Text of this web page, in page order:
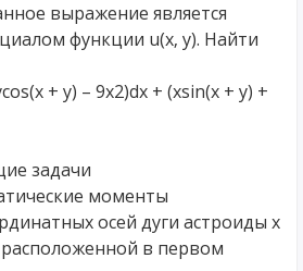
выражение является
функции u(x, y). Найти
+ y) – 9x2)dx + (xsin(x + y) +
задачи
моменты
осей дуги астроиды x
расположенной в первом